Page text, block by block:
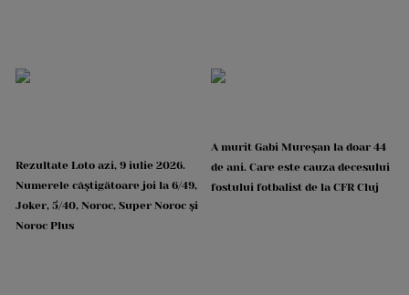
Rezultate Loto azi, 9 iulie 2026.
Numerele câștigătoare joi la 6/49,
Joker, 5/40, Noroc, Super Noroc și
Noroc Plus
A murit Gabi Mureșan la doar 44
de ani. Care este cauza decesului
fostului fotbalist de la CFR Cluj